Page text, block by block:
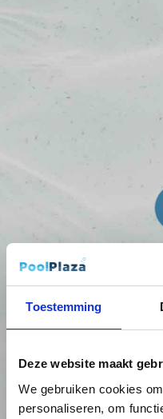
Toestemming
Deze website maakt
We gebruiken cookies
personaliseren, om